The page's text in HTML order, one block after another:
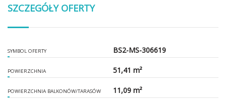
SZCZEGÓŁY OFERTY
SYMBOL OFERTY BS2-MS-306619
POWIERZCHNIA 51,41 m²
POWIERZCHNIA BALKONÓW/TARASÓW 11,09 m²